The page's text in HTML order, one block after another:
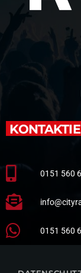
0151 560
0151 560